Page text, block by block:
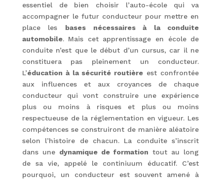
essentiel de bien choisir l’auto-école qui va
accompagner le futur conducteur pour mettre en
place les bases nécessaires à la conduite
automobile. Mais cet apprentissage en école de
conduite n’est que le début d’un cursus, car il ne
constituera pas pleinement un conducteur.
L’éducation à la sécurité routière est confrontée
aux influences et aux croyances de chaque
conducteur qui vont construire une expérience
plus ou moins à risques et plus ou moins
respectueuse de la réglementation en vigueur. Les
compétences se construiront de manière aléatoire
selon l’histoire de chacun. La conduite s’inscrit
dans une dynamique de formation tout au long
de sa vie, appelé le continiuum éducatif. C’est
pourquoi, un conducteur est souvent amené à